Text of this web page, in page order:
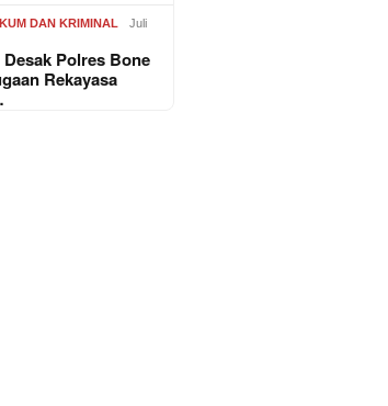
DAN KRIMINAL
Juli
Polres Bone
Rekayasa